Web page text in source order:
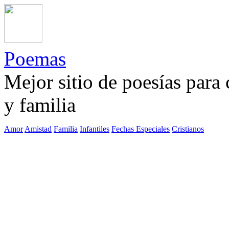
Poemas
Mejor sitio de poesías
y familia
Amor Amistad Familia Infantiles Fechas Especiales Cristianos